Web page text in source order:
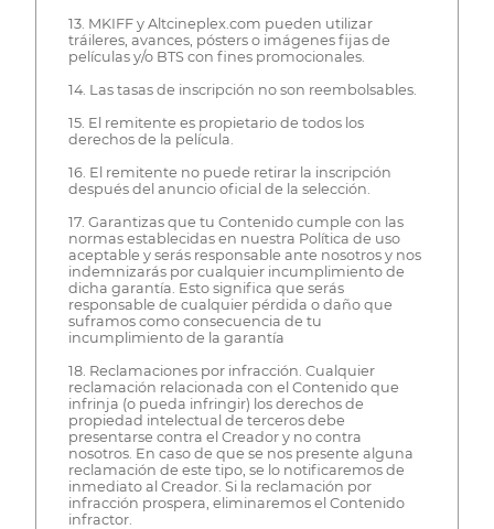
13. MKIFF y Altcineplex.com pueden utilizar
tráileres, avances, pósters o imágenes fijas de
películas y/o BTS con fines promocionales.
14. Las tasas de inscripción no son reembolsables.
15. El remitente es propietario de todos los
derechos de la película.
16. El remitente no puede retirar la inscripción
después del anuncio oficial de la selección.
17. Garantizas que tu Contenido cumple con las
normas establecidas en nuestra Política de uso
aceptable y serás responsable ante nosotros y nos
indemnizarás por cualquier incumplimiento de
dicha garantía. Esto significa que serás
responsable de cualquier pérdida o daño que
suframos como consecuencia de tu
incumplimiento de la garantía
18. Reclamaciones por infracción. Cualquier
reclamación relacionada con el Contenido que
infrinja (o pueda infringir) los derechos de
propiedad intelectual de terceros debe
presentarse contra el Creador y no contra
nosotros. En caso de que se nos presente alguna
reclamación de este tipo, se lo notificaremos de
inmediato al Creador. Si la reclamación por
infracción prospera, eliminaremos el Contenido
infractor.